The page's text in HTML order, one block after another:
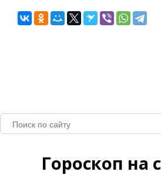
Гороскоп на